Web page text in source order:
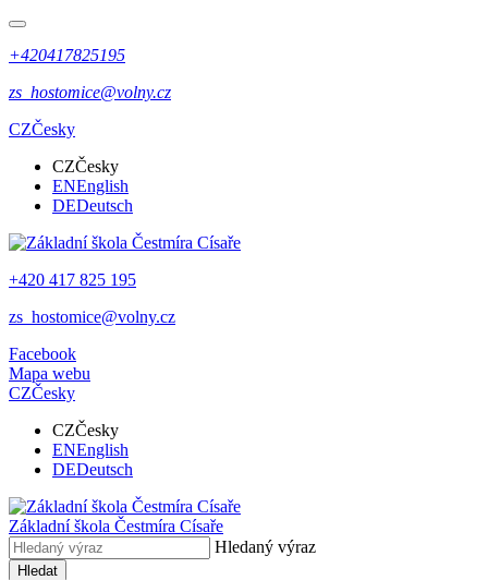
+420417825195
zs_hostomice@volny.cz
CZČesky
CZČesky
ENEnglish
DEDeutsch
+420 417 825 195
zs_hostomice@volny.cz
Facebook
Mapa webu
CZČesky
CZČesky
ENEnglish
DEDeutsch
Základní škola Čestmíra Císaře
Hledaný výraz
Hledat